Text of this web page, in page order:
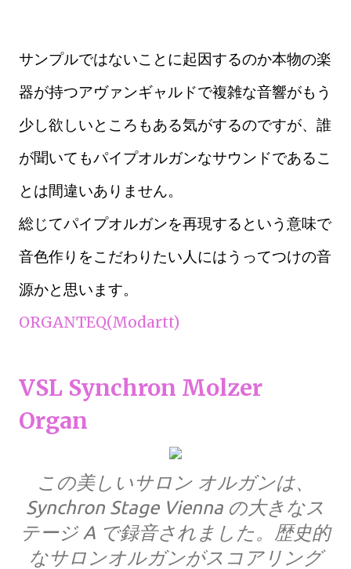
サンプルではないことに起因するのか本物の楽
器が持つアヴァンギャルドで複雑な音響がもう
少し欲しいところもある気がするのですが、誰
が聞いてもパイプオルガンなサウンドであるこ
とは間違いありません。
総じてパイプオルガンを再現するという意味で
音色作りをこだわりたい人にはうってつけの音
源かと思います。
ORGANTEQ(Modartt)
VSL Synchron Molzer
Organ
この美しいサロン オルガンは、
Synchron Stage Vienna の大きなス
テージ A で録音されました。歴史的
なサロンオルガンがスコアリング